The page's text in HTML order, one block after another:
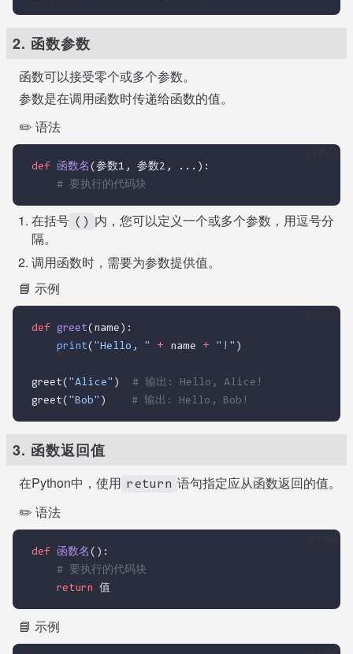
2. 函数参数
函数可以接受零个或多个参数。
参数是在调用函数时传递给函数的值。
✏️ 语法
def 函数名 (参数1, 参数2, ...):
# 要执行的代码块
在括号 ()
内，您可以定义一个或多个参数，用逗号分
隔。
调用函数时，需要为参数提供值。
📘 示例
def greet(name):
print( "Hello, " + name + "!" )
greet( "Alice" ) # 输出: Hello, Alice!
greet( "Bob" ) # 输出: Hello, Bob!
3. 函数返回值
在Python中，使用 return 语句指定应从函数返回的值。
✏️ 语法
def 函数名 ():
# 要执行的代码块
return 值
📘 示例